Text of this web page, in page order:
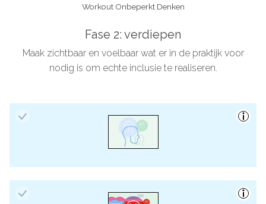
Workout Onbeperkt Denken
Fase 2: verdiepen
Maak zichtbaar en voelbaar wat er in de praktijk voor
nodig is om echte inclusie te realiseren.
Inclusiedialoog ‘Inclusief communiceren’